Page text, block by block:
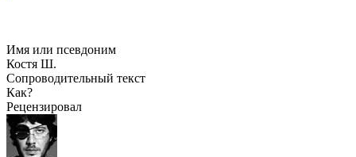
Имя или псевдоним
Костя Ш.
Сопроводительный текст
Как?
Рецензировал